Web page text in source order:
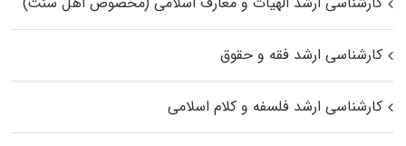
کارشناسی ارشد فقه و حقوق
کارشناسی ارشد فلسفه و کلام اسلامی